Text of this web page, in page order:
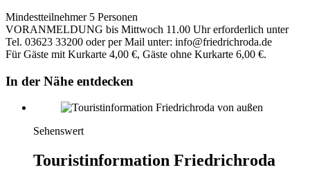
Mindestteilnehmer 5 Personen
VORANMELDUNG bis Mittwoch 11.00 Uhr erforderlich unter
Tel. 03623 33200 oder per Mail unter: info@friedrichroda.de
Für Gäste mit Kurkarte 4,00 €, Gäste ohne Kurkarte 6,00 €.
In der Nähe entdecken
Sehenswert
Touristinformation Friedrichroda